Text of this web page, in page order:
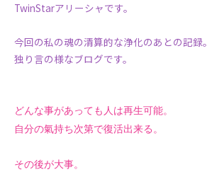
TwinStarアリーシャです。
今回の私の魂の清算的な浄化のあとの記録。
独り言の様なブログです。
どんな事があっても人は再生可能。
自分の氣持ち次第で復活出来る。
その後が大事。